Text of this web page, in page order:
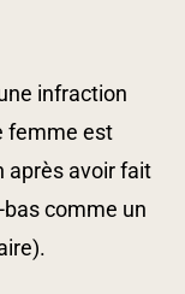
infraction
femme est
après avoir fait
comme un